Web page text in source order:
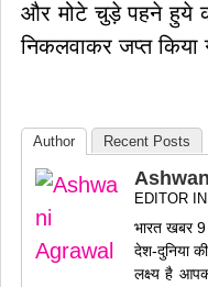
और मोटे चुड़े पहने हुये
निकलवाकर जप्त किया
Author Recent Posts
EDITOR
भारत खबर
देश-दुनिया
लक्ष्य है